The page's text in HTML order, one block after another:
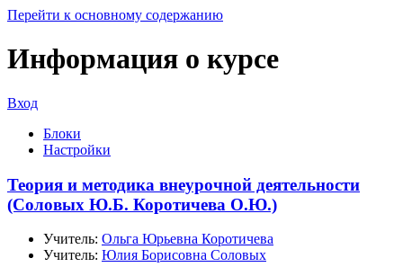
Перейти к основному содержанию
Информация о курсе
Вход
Блоки
Настройки
Теория и методика внеурочной деятельности
(Соловых Ю.Б. Коротичева О.Ю.)
Учитель: Ольга Юрьевна Коротичева
Учитель: Юлия Борисовна Соловых